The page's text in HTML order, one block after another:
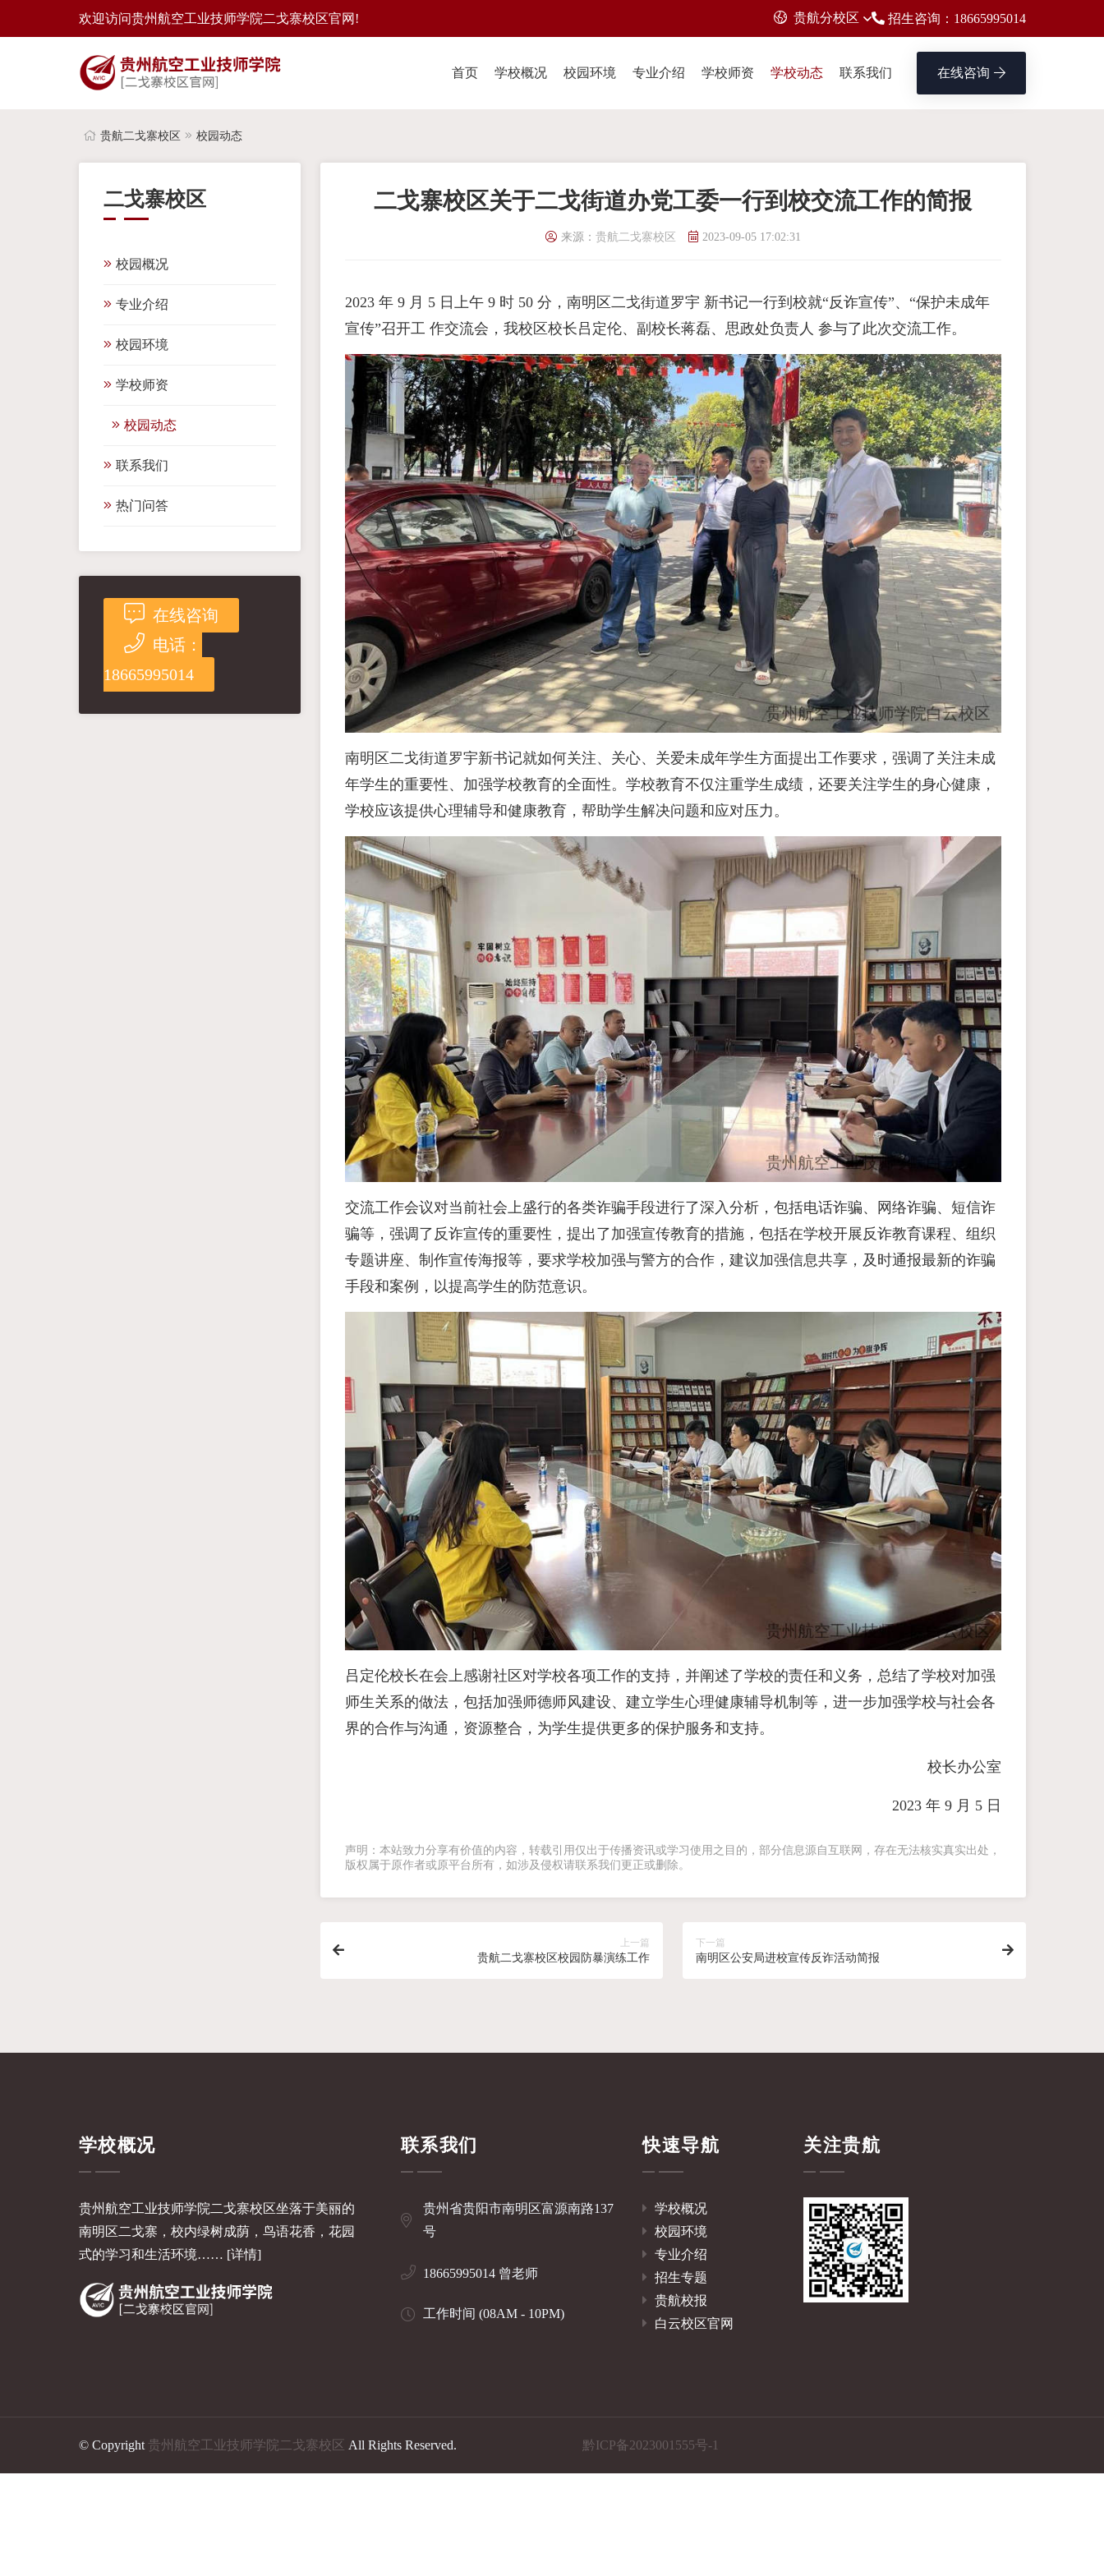
欢迎访问贵州航空工业技师学院二戈寨校区官网! 贵航分校区 招生咨询：18665995014
首页 学校概况 校园环境 专业介绍 学校师资 学校动态 联系我们 在线咨询
贵航二戈寨校区 校园动态
二戈寨校区
校园概况
专业介绍
校园环境
学校师资
校园动态
联系我们
热门问答
在线咨询
电话：
18665995014
二戈寨校区关于二戈街道办党工委一行到校交流工作的简报
来源： 贵航二戈寨校区 2023-09-05 17:02:31
2023 年 9 月 5 日上午 9 时 50 分，南明区二戈街道罗宇 新书记一行到校就“反诈宣传”、“保护未成年
宣传”召开工 作交流会，我校区校长吕定伦、副校长蒋磊、思政处负责人 参与了此次交流工作。
南明区二戈街道罗宇新书记就如何关注、关心、关爱未成年学生方面提出工作要求，强调了关注未成
年学生的重要性、加强学校教育的全面性。学校教育不仅注重学生成绩，还要关注学生的身心健康，
学校应该提供心理辅导和健康教育，帮助学生解决问题和应对压力。
交流工作会议对当前社会上盛行的各类诈骗手段进行了深入分析，包括电话诈骗、网络诈骗、短信诈
骗等，强调了反诈宣传的重要性，提出了加强宣传教育的措施，包括在学校开展反诈教育课程、组织
专题讲座、制作宣传海报等，要求学校加强与警方的合作，建议加强信息共享，及时通报最新的诈骗
手段和案例，以提高学生的防范意识。
吕定伦校长在会上感谢社区对学校各项工作的支持，并阐述了学校的责任和义务，总结了学校对加强
师生关系的做法，包括加强师德师风建设、建立学生心理健康辅导机制等，进一步加强学校与社会各
界的合作与沟通，资源整合，为学生提供更多的保护服务和支持。
校长办公室
2023 年 9 月 5 日
声明：本站致力分享有价值的内容，转载引用仅出于传播资讯或学习使用之目的，部分信息源自互联网，存在无法核实真实出处，
版权属于原作者或原平台所有，如涉及侵权请联系我们更正或删除。
上一篇
贵航二戈寨校区校园防暴演练工作
下一篇
南明区公安局进校宣传反诈活动简报
学校概况
贵州航空工业技师学院二戈寨校区坐落于美丽的
南明区二戈寨，校内绿树成荫，鸟语花香，花园
式的学习和生活环境…… [详情]
联系我们
贵州省贵阳市南明区富源南路137
号
18665995014 曾老师
工作时间 (08AM - 10PM)
快速导航
学校概况
校园环境
专业介绍
招生专题
贵航校报
白云校区官网
关注贵航
© Copyright 贵州航空工业技师学院二戈寨校区 All Rights Reserved. 黔ICP备2023001555号-1